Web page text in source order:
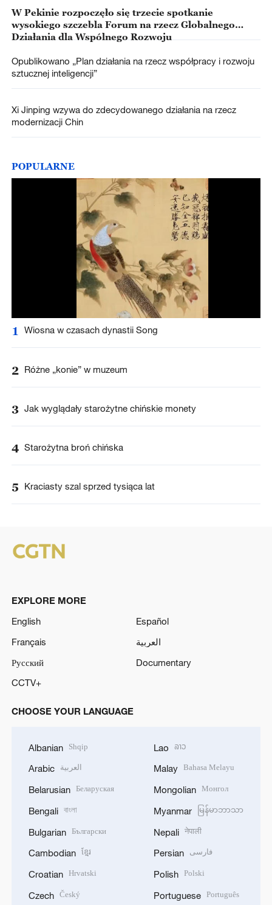
W Pekinie rozpoczęło się trzecie spotkanie
wysokiego szczebla Forum na rzecz Globalnego
Działania dla Wspólnego Rozwoju
Opublikowano „Plan działania na rzecz współpracy i rozwoju
sztucznej inteligencji”
Xi Jinping wzywa do zdecydowanego działania na rzecz
modernizacji Chin
POPULARNE
1 Wiosna w czasach dynastii Song
2 Różne „konie” w muzeum
3 Jak wyglądały starożytne chińskie monety
4 Starożytna broń chińska
5 Kraciasty szal sprzed tysiąca lat
EXPLORE MORE
English
Español
Français
العربية
Русский
Documentary
CCTV+
CHOOSE YOUR LANGUAGE
Albanian Shqip
Arabic العربية
Belarusian Беларуская
Bengali বাংলা
Bulgarian Български
Cambodian ខ្មែរ
Croatian Hrvatski
Czech Český
Lao ລາວ
Malay Bahasa Melayu
Mongolian Монгол
Myanmar မြန်မာဘာသာ
Nepali नेपाली
Persian فارسی
Polish Polski
Portuguese Português